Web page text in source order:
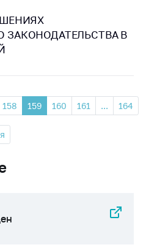
В
158 159 160 161 ... 164